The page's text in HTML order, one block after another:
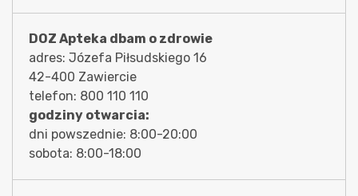
DOZ Apteka dbam o zdrowie
adres: Józefa Piłsudskiego 16
42-400 Zawiercie
telefon: 800 110 110
godziny otwarcia:
dni powszednie: 8:00-20:00
sobota: 8:00-18:00